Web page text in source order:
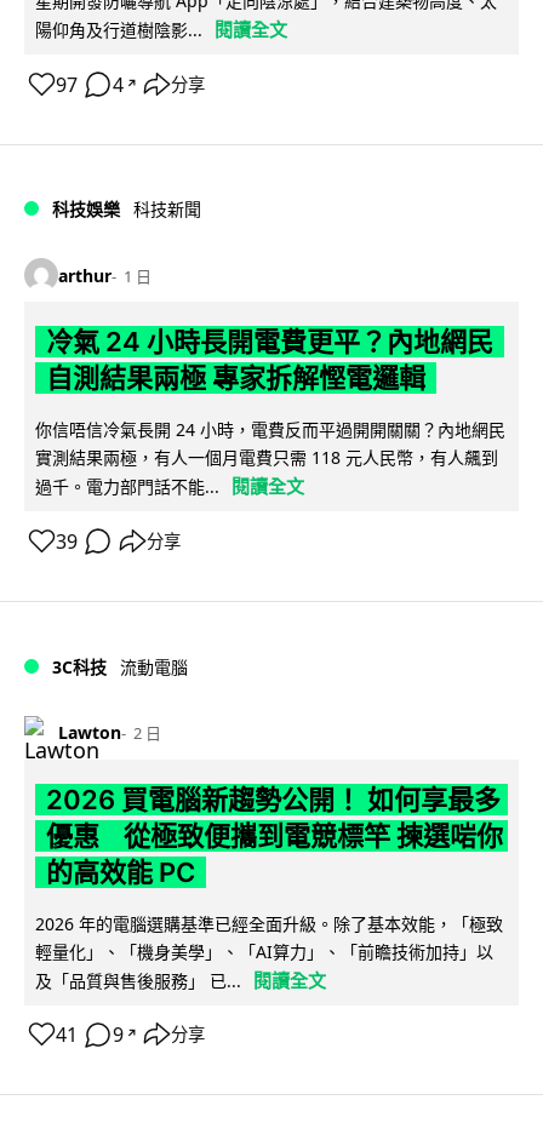
陽仰角及行道樹陰影...
閱讀全文
97 4 ↗ 分享
科技娛樂 科技新聞
arthur 1 日
冷氣 24 小時長開電費更平？內地網民
自測結果兩極 專家拆解慳電邏輯
你信唔信冷氣長開 24 小時，電費反而平過開開關關？內地網民
實測結果兩極，有人一個月電費只需 118 元人民幣，有人飆到
過千。電力部門話不能...
閱讀全文
39 分享
3C科技 流動電腦
Lawton 2 日
2026 買電腦新趨勢公開！ 如何享最多
優惠 從極致便攜到電競標竿 揀選啱你
的高效能 PC
2026 年的電腦選購基準已經全面升級。除了基本效能，「極致
輕量化」、「機身美學」、「AI算力」、「前瞻技術加持」以
及「品質與售後服務」 已...
閱讀全文
41 9 ↗ 分享